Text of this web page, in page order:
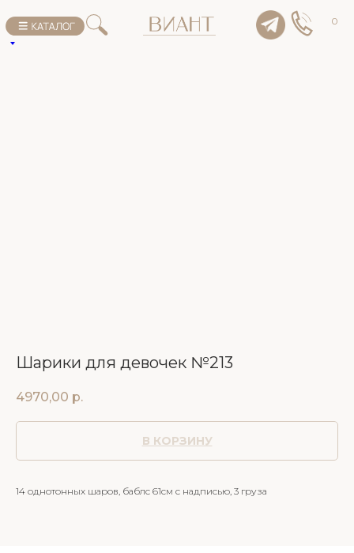
0
Шарики для девочек №213
4970,00 р.
В КОРЗИНУ
14 однотонных шаров, баблс 61см с надписью, 3 груза